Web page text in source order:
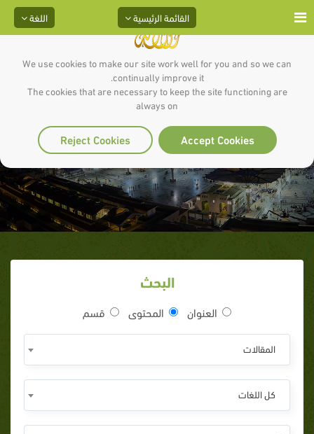
We use cookies to make our site work well for you and so we can
continually improve it.
The cookies that are necessary to keep the site functioning are
always on
Accept Cookies
Reject Cookies
اللغة القائمة الرئيسية
التربية الجهادية
البحث
العنوان المحتوى قسم
المقالات
كل اللغات